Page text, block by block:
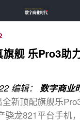
舰 乐Pro3助
编辑： 数字商业
新顶配旗舰乐
骁龙821平台手机